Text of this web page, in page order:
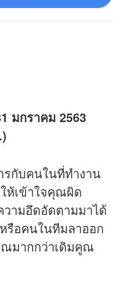
มกราคม 2563
รกับคนในที่ทำงาน
ห้เข้าใจคุณผิด
ามอึดอัดตามมาได้
รือคนในทีมลาออก
มากกว่าเดิมคูณ